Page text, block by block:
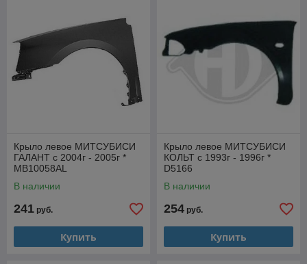
Крыло левое МИТСУБИСИ
ГАЛАНТ с 2004г - 2005г *
MB10058AL
В наличии
241 руб.
Купить
Крыло левое МИТСУБИСИ
КОЛЬТ с 1993г - 1996г *
D5166
В наличии
254 руб.
Купить